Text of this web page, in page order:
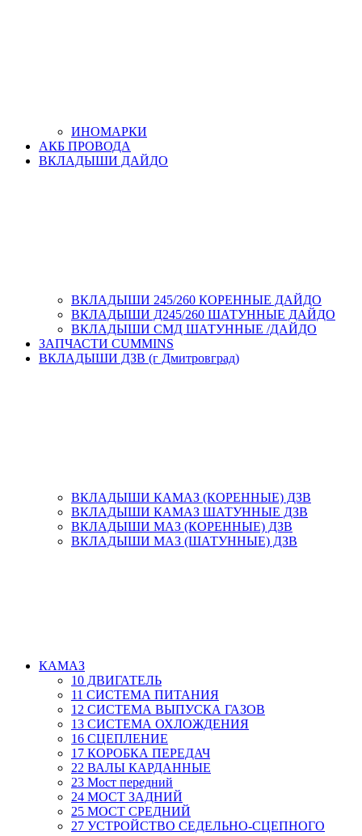
ИНОМАРКИ
АКБ ПРОВОДА
ВКЛАДЫШИ ДАЙДО
ВКЛАДЫШИ 245/260 КОРЕННЫЕ ДАЙДО
ВКЛАДЫШИ Д245/260 ШАТУННЫЕ ДАЙДО
ВКЛАДЫШИ СМД ШАТУННЫЕ /ДАЙДО
ЗАПЧАСТИ CUMMINS
ВКЛАДЫШИ ДЗВ (г Дмитровград)
ВКЛАДЫШИ КАМАЗ (КОРЕННЫЕ) ДЗВ
ВКЛАДЫШИ КАМАЗ ШАТУННЫЕ ДЗВ
ВКЛАДЫШИ МАЗ (КОРЕННЫЕ) ДЗВ
ВКЛАДЫШИ МАЗ (ШАТУННЫЕ) ДЗВ
КАМАЗ
10 ДВИГАТЕЛЬ
11 СИСТЕМА ПИТАНИЯ
12 СИСТЕМА ВЫПУСКА ГАЗОВ
13 СИСТЕМА ОХЛОЖДЕНИЯ
16 СЦЕПЛЕНИЕ
17 КОРОБКА ПЕРЕДАЧ
22 ВАЛЫ КАРДАННЫЕ
23 Мост передний
24 МОСТ ЗАДНИЙ
25 МОСТ СРЕДНИЙ
27 УСТРОЙСТВО СЕДЕЛЬНО-СЦЕПНОГО